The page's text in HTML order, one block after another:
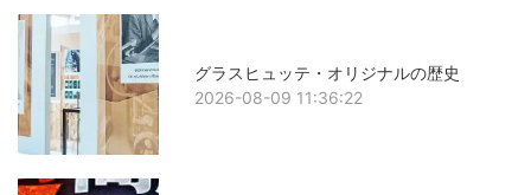
グラスヒュッテ・オリジナルの歴史
2026-08-09 11:36:22